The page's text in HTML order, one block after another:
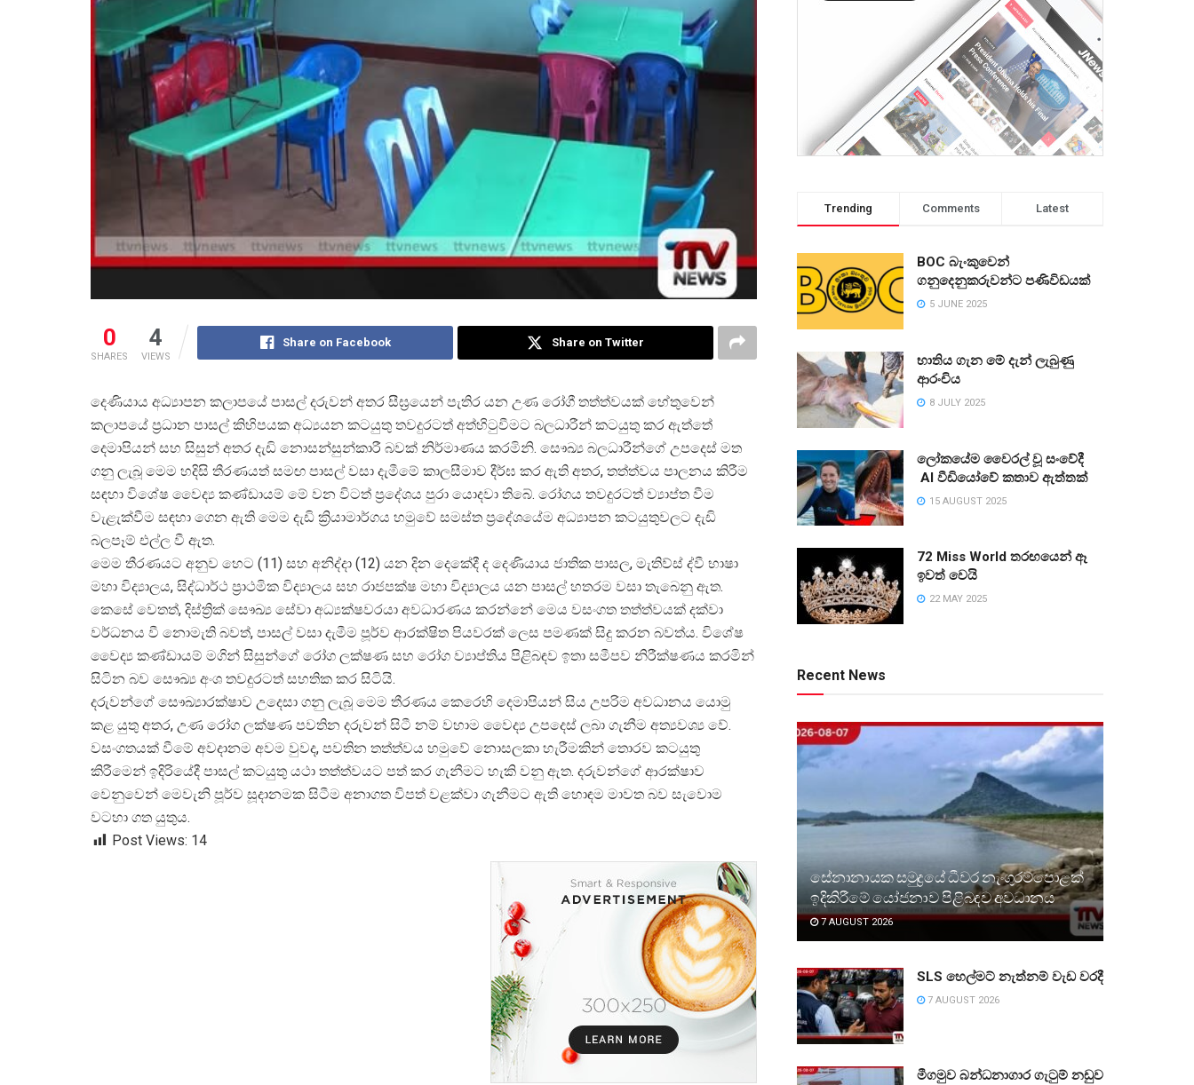
0
SHARES
4
VIEWS
Share on Facebook Share on Twitter
දෙණියාය අධ්යාපන කලාපයේ පාසල් දරුවන් අතර සීඝ්රයෙන් පැතිර යන උණ රෝගී තත්ත්වයක් හේතුවෙන්
කලාපයේ ප්රධාන පාසල් කිහිපයක අධ්යයන කටයුතු තවදුරටත් අත්හිටුවීමට බලධාරීන් කටයුතු කර ඇත්තේ
දෙමාපියන් සහ සිසුන් අතර දැඩි නොසන්සුන්කාරී බවක් නිර්මාණය කරමිනි. සෞඛ් ය බලධාරීන්ගේ උපදෙස් මත
ගනු ලැබූ මෙම හදිසි තීරණයත් සමඟ පාසල් වසා දැමීමේ කාලසීමාව දීර්ඝ කර ඇති අතර, තත්ත්වය පාලනය කිරීම
සඳහා විශේෂ වෛද් ය කණ්ඩායම් මේ වන විටත් ප්රදේශය පුරා යොදවා තිබේ. රෝගය තවදුරටත් ව්යාප්ත වීම
වැළැක්වීම සඳහා ගෙන ඇති මෙම දැඩි ක්රියාමාර්ගය හමුවේ සමස්ත ප්රදේශයේම අධ්යාපන කටයුතුවලට දැඩි
බලපෑම් එල්ල වී ඇත.
මෙම තීරණයට අනුව හෙට (11) සහ අනිද්දා (12) යන දින දෙකේදී ද දෙණියාය ජාතික පාසල, මැතිව්ස් ද්වී භාෂා
මහා විද්යාලය, සිද්ධාර්ථ ප්රාථමික විද්යාලය සහ රාජපක්ෂ මහා විද්යාලය යන පාසල් හතරම වසා තැබෙනු ඇත.
කෙසේ වෙතත්, දිස්ත්රික් සෞඛ් ය සේවා අධ්යක්ෂවරයා අවධාරණය කරන්නේ මෙය වසංගත තත්ත්වයක් දක්වා
වර්ධනය වී නොමැති බවත්, පාසල් වසා දැමීම පූර්ව ආරක්ෂිත පියවරක් ලෙස පමණක් සිදු කරන බවත්ය. විශේෂ
වෛද් ය කණ්ඩායම් මගින් සිසුන්ගේ රෝග ලක්ෂණ සහ රෝග ව්යාප්තිය පිළිබඳව ඉතා සමීපව නිරීක්ෂණය කරමින්
සිටින බව සෞඛ් ය අංශ තවදුරටත් සහතික කර සිටියි.
දරුවන්ගේ සෞඛ්යාරක්ෂාව උදෙසා ගනු ලැබූ මෙම තීරණය කෙරෙහි දෙමාපියන් සිය උපරිම අවධානය යොමු
කළ යුතු අතර, උණ රෝග ලක්ෂණ පවතින දරුවන් සිටී නම් වහාම වෛද් ය උපදෙස් ලබා ගැනීම අත්යවශ් ය වේ.
වසංගතයක් වීමේ අවදානම අවම වුවද, පවතින තත්ත්වය හමුවේ නොසලකා හැරීමකින් තොරව කටයුතු
කිරීමෙන් ඉදිරියේදී පාසල් කටයුතු යථා තත්ත්වයට පත් කර ගැනීමට හැකි වනු ඇත. දරුවන්ගේ ආරක්ෂාව
වෙනුවෙන් මෙවැනි පූර්ව සූදානමක සිටීම අනාගත විපත් වළක්වා ගැනීමට ඇති හොඳම මාවත බව සැවොම
වටහා ගත යුතුය.
Post Views: 14
Trending Comments Latest
BOC බැංකුවෙන්
ගනුදෙනුකරුවන්ට පණිවිඩයක්
5 JUNE 2025
භාතිය ගැන මේ දැන් ලැබුණු
ආරංචිය
8 JULY 2025
ලෝකයේම වෛරල් වූ සංවේදී
AI වීඩියෝවේ කතාව ඇත්තක්
15 AUGUST 2025
72 Miss World තරඟයෙන් ඈ
ඉවත් වෙයි
22 MAY 2025
Recent News
සේනානායක සමුද්‍රයේ ධීවර නැංගුරම්පොළක්
ඉදිකිරීමේ යෝජනාව පිළිබඳව අවධානය
7 AUGUST 2026
SLS හෙල්මට් නැත්නම් වැඩ වරදී
7 AUGUST 2026
මීගමුව බන්ධනාගාර ගැටුම් නඩුව